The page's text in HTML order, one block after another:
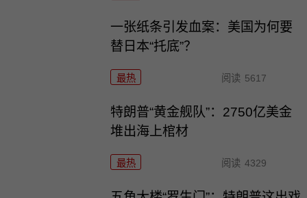
一张纸条引发血案：美国为何要
替日本“托底”？
最热 阅读 5617
特朗普“黄金舰队”：2750亿美金
堆出海上棺材
最热 阅读 4329